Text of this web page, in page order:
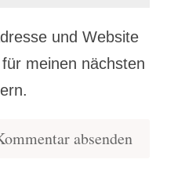
und Website
meinen nächsten